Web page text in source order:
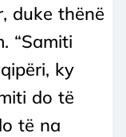
duke thënë
“Samiti
ky
do të
të na